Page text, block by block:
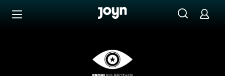
Zum Inhalt springen
Tag 8: Wiesn-Party im Haus